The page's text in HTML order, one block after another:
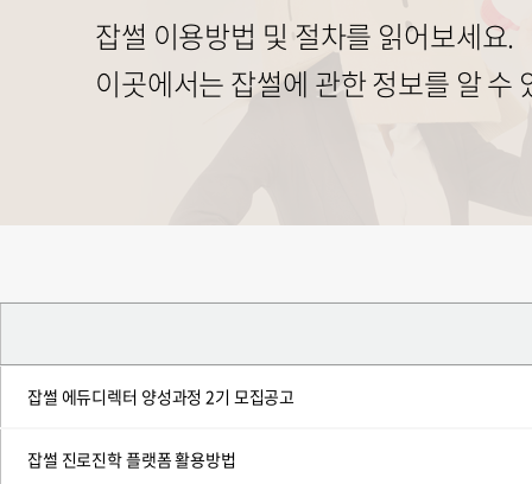
잡썰 이용방법 및 절차를 읽어보세요.
이곳에서는 잡썰에 관한 정보를 알 수
잡썰 에듀디렉터 양성과정 2기 모집공고
잡썰 진로진학 플랫폼 활용방법